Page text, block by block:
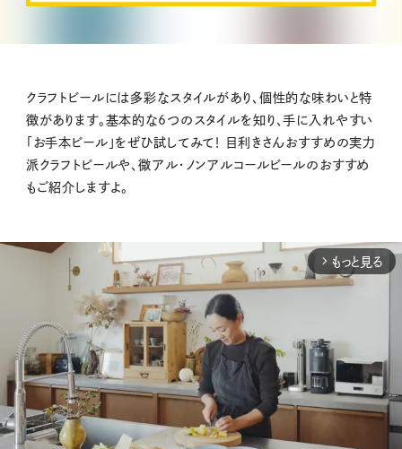
クラフトビールには多彩なスタイルがあり、個性的な味わいと特
徴があります。基本的な6つのスタイルを知り、手に入れやすい
「お手本ビール」をぜひ試してみて！ 目利きさんおすすめの実力
派クラフトビールや、微アル・ノンアルコールビールのおすすめ
もご紹介しますよ。
arrow_forward_ios もっと見る